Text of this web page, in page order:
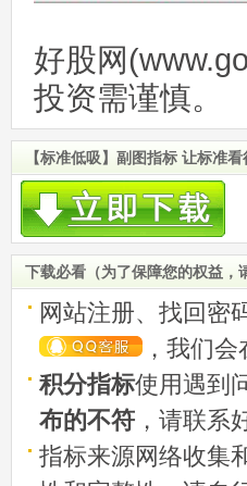
好股网
投资需谨慎。
【标准低吸】副图指标 让标准
下载必看（为了保障您的权益，
网站注册、找回密
，我们
积分指标使用遇到
布的不符 ，请联系
指标来源网络收集